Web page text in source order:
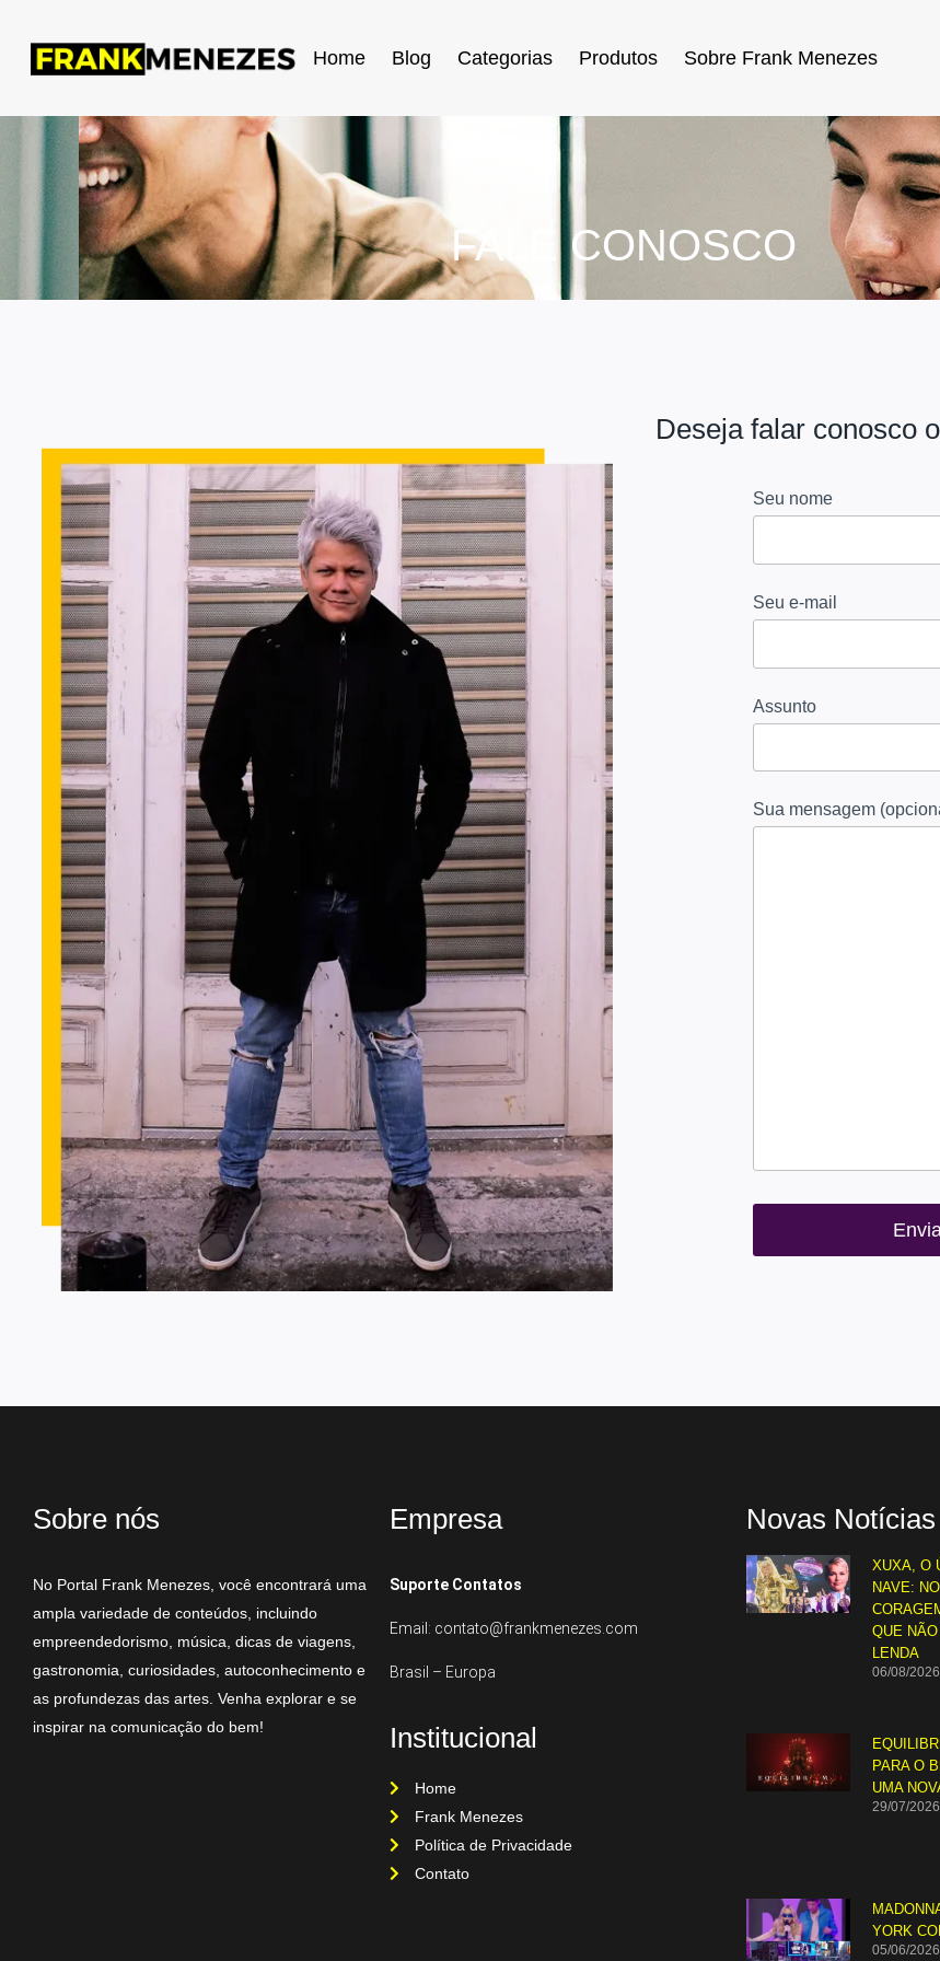
Home Blog Categorias Produtos Sobre Frank Menezes
FALE CONOSCO
Deseja falar conosco
Seu nome
Seu e-mail
Assunto
Sua mensagem
Sobre nós
No Portal Frank Menezes, você encontrará uma
ampla variedade de conteúdos, incluindo
empreendedorismo, música, dicas de viagens,
gastronomia, curiosidades, autoconhecimento e
as profundezas das artes. Venha explorar e se
inspirar na comunicação do bem!
Empresa
Suporte Contatos
Email: contato@frankmenezes.com
Brasil – Europa
Institucional
Home
Frank Menezes
Política de Privacidade
Contato
Novas Notícias
XUXA, O
NAVE:
QUE
LENDA
06/08/2026
PARA O
UMA
29/07/2026
YORK
05/06/2026